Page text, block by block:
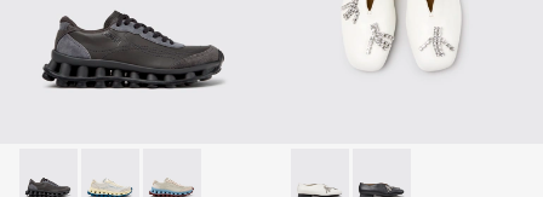
Pelotissima - K202003-001 - Baskets en cuir et nubuck gris
Pelotissima - K202003-003 - Baskets en cuir et
Pelotissima - K202003-002 - Baskets en
Twins - K202001-002 -
Twins - K202001-003